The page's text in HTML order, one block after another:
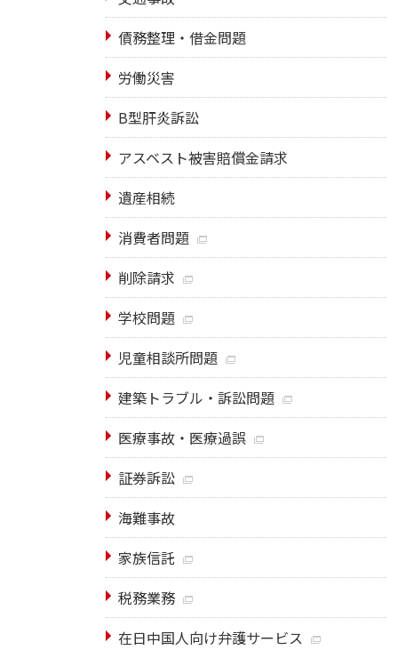
債務整理・借金問題
労働災害
B型肝炎訴訟
アスベスト被害賠償金請求
遺産相続
消費者問題
削除請求
学校問題
児童相談所問題
建築トラブル・訴訟問題
医療事故・医療過誤
証券訴訟
海難事故
家族信託
税務業務
在日中国人向け弁護サービス